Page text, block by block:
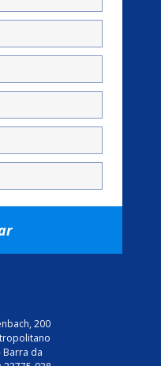
200
Barra da